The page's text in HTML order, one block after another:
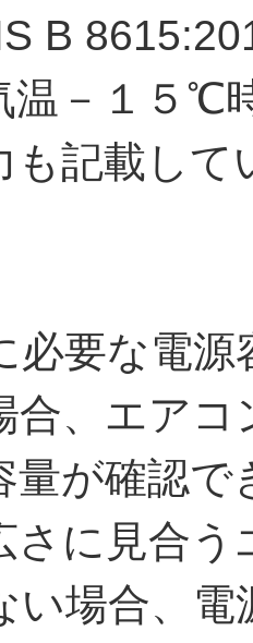
B
温－１５℃
も記載して
必要な電
合、エア
量が確認で
さに見合
い場合、